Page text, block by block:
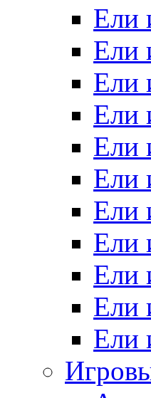
Ели
Ели
Ели
Ели
Ели
Ели
Ели
Ели
Ели
Ели
Ели